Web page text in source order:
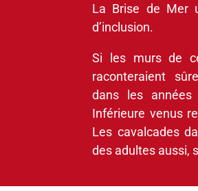
La Brise de Mer
d’inclusion.
Si les murs de
raconteraient
dans les
Inférieure venus
Les cavalcades
des adultes aussi,